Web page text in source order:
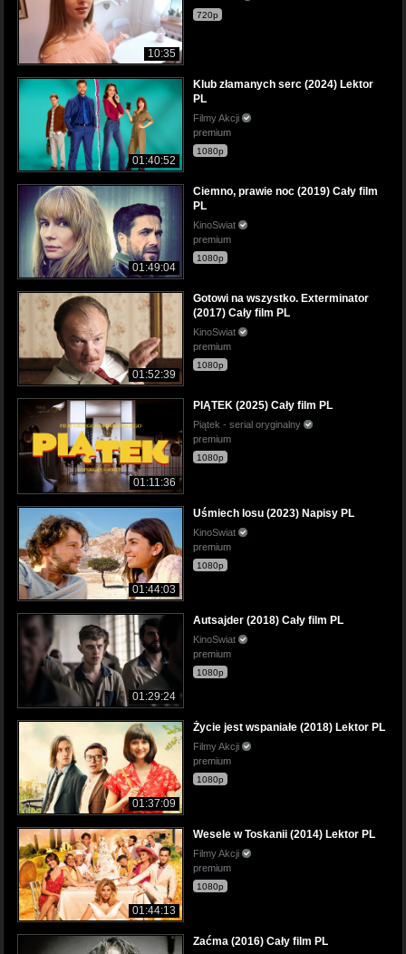
10:35
720p
01:40:52
Klub złamanych serc (2024) Lektor
PL
Filmy Akcji
premium
1080p
01:49:04
Ciemno, prawie noc (2019) Cały film
PL
KinoSwiat
premium
1080p
01:52:39
Gotowi na wszystko. Exterminator
(2017) Cały film PL
KinoSwiat
premium
1080p
01:11:36
PIĄTEK (2025) Cały film PL
Piątek - serial oryginalny
premium
1080p
01:44:03
Uśmiech losu (2023) Napisy PL
KinoSwiat
premium
1080p
01:29:24
Autsajder (2018) Cały film PL
KinoSwiat
premium
1080p
01:37:09
Życie jest wspaniałe (2018) Lektor PL
Filmy Akcji
premium
1080p
01:44:13
Wesele w Toskanii (2014) Lektor PL
Filmy Akcji
premium
1080p
Zaćma (2016) Cały film PL